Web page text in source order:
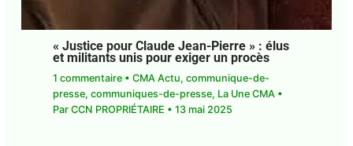
« Justice pour Claude Jean-Pierre » : élus
et militants unis pour exiger un procès
1 commentaire • CMA Actu, communique-de-
presse, communiques-de-presse, La Une CMA •
Par CCN PROPRIÉTAIRE • 13 mai 2025